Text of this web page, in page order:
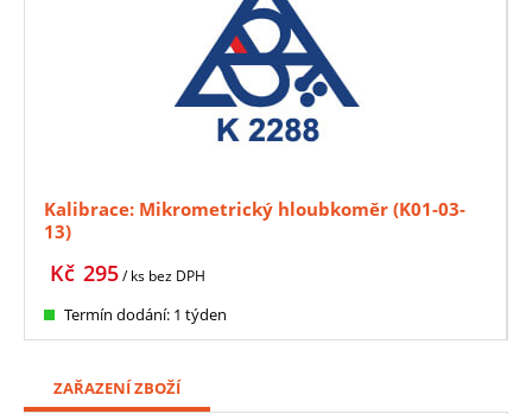
Kalibrace: Mikrometrický hloubkoměr (K01-03-
13)
295
Kč / ks bez DPH
Termín dodání: 1 týden
ZAŘAZENÍ ZBOŽÍ